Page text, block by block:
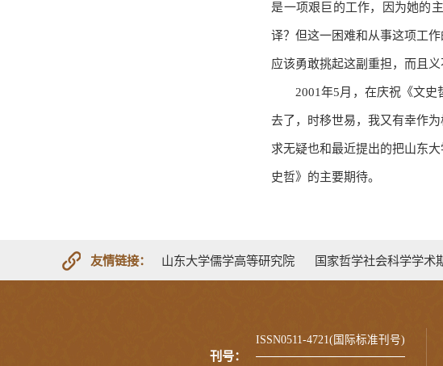
是一项艰巨的工作，因为她的
译？但这一困难和从事这项工
应该勇敢挑起这副重担，而且义
2001年5月，在庆祝《文
去了，时移世易，我又有幸作
求无疑也和最近提出的把山东
史哲》的主要期待。
友情链接： 山东大学儒学高等研究院 国家哲学社会科学学术
刊号：
ISSN0511-4721(国际标准刊号)